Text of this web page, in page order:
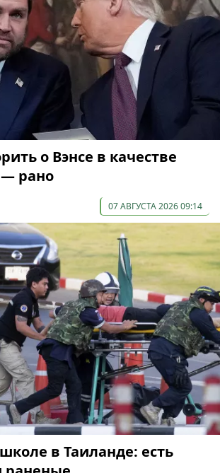
о Вэнсе в качестве
рано
07 АВГУСТА 2026 09:14
в Таиланде: есть